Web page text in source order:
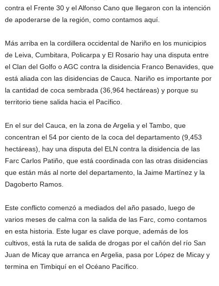
contra el Frente 30 y el Alfonso Cano que llegaron con la intención
de apoderarse de la región, como contamos aquí.
Más arriba en la cordillera occidental de Nariño en los municipios
de Leiva, Cumbitara, Policarpa y El Rosario hay una disputa entre
el Clan del Golfo o AGC contra la disidencia Franco Benavides, que
está aliada con las disidencias de Cauca. Nariño es importante por
la cantidad de coca sembrada (36,964 hectáreas) y porque su
territorio tiene salida hacia el Pacífico.
En el sur del Cauca, en la zona de Argelia y el Tambo, que
concentran el 54 por ciento de la coca del departamento (9,453
hectáreas), hay una disputa del ELN contra la disidencia de las
Farc Carlos Patiño, que está coordinada con las otras disidencias
que están más al norte del departamento, la Jaime Martínez y la
Dagoberto Ramos.
Este conflicto comenzó a mediados del año pasado, luego de
varios meses de calma con la salida de las Farc, como contamos
en esta historia. Este lugar es clave porque, además de los
cultivos, está la ruta de salida de drogas por el cañón del río San
Juan de Micay que arranca en Argelia, pasa por López de Micay y
termina en Timbiquí en el Océano Pacífico.